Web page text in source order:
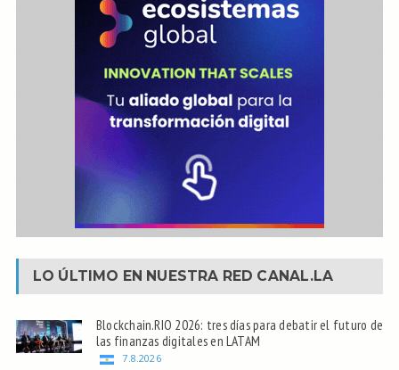
LO ÚLTIMO EN NUESTRA RED CANAL.LA
Blockchain.RIO 2026: tres días para debatir el futuro de
las finanzas digitales en LATAM
7.8.2026